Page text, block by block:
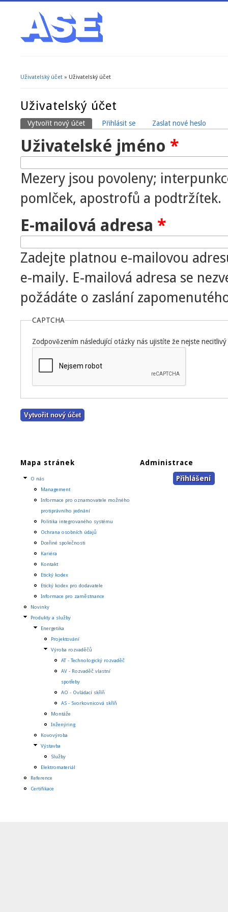
Uživatelský účet » Uživatelský účet
Uživatelský účet
Hlavní záložky
Vytvořit nový účet (aktivní záložka)
Přihlásit se Zaslat nové heslo
Uživatelské jméno *
Mezery jsou povoleny;
pomlček, apostrofů a podtržítek.
E-mailová adresa *
Zadejte platnou e-mailovou
e-maily. E-mailová adresa se
požádáte o zaslání
CAPTCHA
Zodpovězením následující otázky nás ujistíte že nejste
Mapa stránek
O nás
Management
Informace pro oznamovatele možného
protiprávního jednání
Politika integrovaného systému
Ochrana osobních údajů
Dceřiné společnosti
Kariéra
Kontakt
Etický kodex
Etický kodex pro dodavatele
Informace pro zaměstnance
Novinky
Produkty a služby
Energetika
Projektování
Výroba rozvaděčů
AT - Technologický rozvaděč
AV - Rozvaděč vlastní
spotřeby
AO - Ovládací skříň
AS - Svorkovnicová skříň
Montáže
Inženýring
Kovovýroba
Výstavba
Služby
Elektromateriál
Reference
Certifikace
Administrace
Přihlášení